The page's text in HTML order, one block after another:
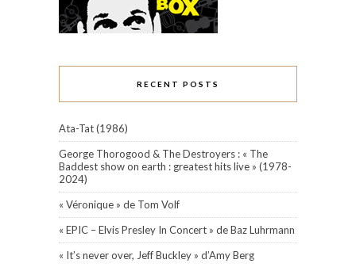
RECENT POSTS
Ata-Tat (1986)
George Thorogood & The Destroyers : « The
Baddest show on earth : greatest hits live » (1978-
2024)
« Véronique » de Tom Volf
« EPIC – Elvis Presley In Concert » de Baz Luhrmann
« It’s never over, Jeff Buckley » d’Amy Berg